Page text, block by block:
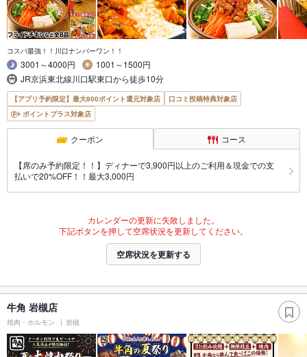
コスパ最強！！川口ナンバーワン！！
3001～4000円
1001～1500円
JR京浜東北線川口駅東口から徒歩10分
【アプリ予約限定】最大800ポイント還元対象店
口コミ投稿特典対象店
ポイントプラス対象店
クーポン コース
【席のみ予約限定！！】ディナーで3,900円以上のご利用＆現金での支
払いで20%OFF！！最大3,000円
カレンダーの更新に失敗しました。
下記ボタンを押して空席状況を更新してください。
空席状況を更新する
牛角 岩槻店
焼肉・ホルモン 岩槻